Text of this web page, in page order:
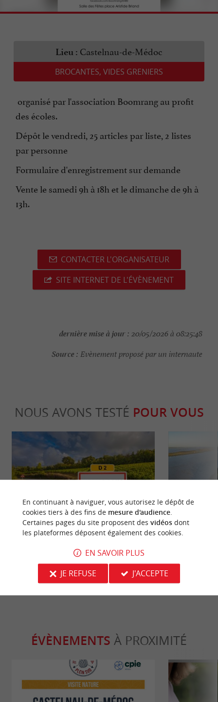
Lieu : Castelnau-de-Médoc
BROCANTES, VIDES GRENIERS
organisé par l'association Boomrang au profit
des écoles.
Dépôt le vendredi, 25 articles par liste, 2 listes
par personne
Formulaire d'enregistrement sur demande
Vente le samedi 9h à 18h et le dimanche de 9h à
13h.
CONTACTER L'ORGANISATEUR
SITE INTERNET DE L'ÉVÈNEMENT
dernière mise à jour : 20/05/2026 à 08:25:48
Source : Evènement proposé par un internaute
NOUS AVONS TESTÉ POUR VOUS
Margaux, une ville réputée pour son
célèbre vignoble en Gironde
9,7 km - Margaux
Culturelle Culturelle
ÉVÈNEMENTS À PROXIMITÉ
En continuant à naviguer, vous autorisez le dépôt de
cookies tiers à des fins de mesure d'audience.
Certaines pages du site proposent des vidéosdont
les plateformes déposent également des cookies.
EN SAVOIR PLUS
JE REFUSE
J'ACCEPTE